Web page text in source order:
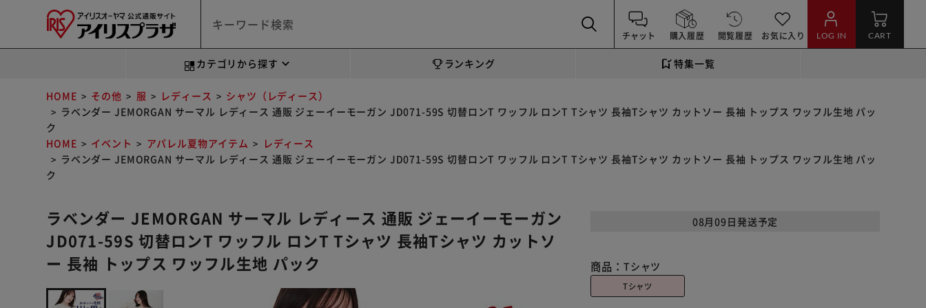
チャット 購入履歴 閲覧履歴 お気に入り LOG IN CART
カテゴリから探す ランキング 特集一覧
HOME その他 服 レディース
シャツ（レディース）
ラベンダー JEMORGAN サーマル レディース 通販 ジェーイーモーガン JD071-59S 切替ロンT ワッフル ロンT Tシャツ 長袖Tシャツ カットソー 長袖 トップス ワッフル生地 パッ
ク
HOME
イベント アパレル夏物アイテム
レディース
ラベンダー JEMORGAN サーマル レディース 通販 ジェーイーモーガン JD071-59S 切替ロンT ワッフル ロンT Tシャツ 長袖Tシャツ カットソー 長袖 トップス ワッフル生地 パッ
ク
ラベンダー JEMORGAN サーマル レディース 通販 ジェーイーモーガン
JD071-59S 切替ロンT ワッフル ロンT Tシャツ 長袖Tシャツ カットソ
ー 長袖 トップス ワッフル生地 パック
08月09日発送予定
商品： Tシャツ
Tシャツ